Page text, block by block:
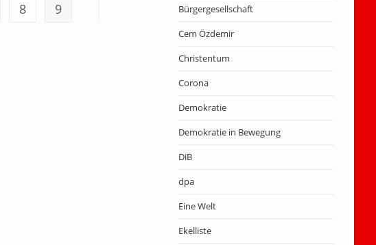
8 9
Bürgergesellschaft
Cem Özdemir
Christentum
Corona
Demokratie
Demokratie in Bewegung
DiB
dpa
Eine Welt
Ekelliste